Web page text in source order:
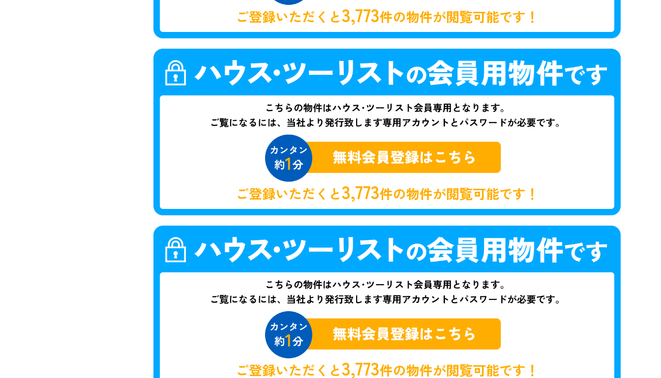
ご登録いただくと3,773件の物件が閲覧可能です！
ご登録いただくと3,773件の物件が閲覧可能です！
ご登録いただくと3,773件の物件が閲覧可能です！